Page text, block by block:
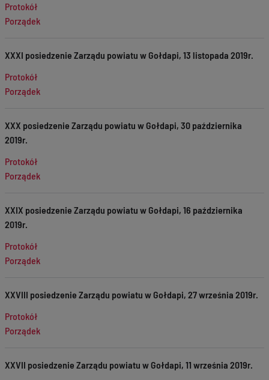
Protokół
Porządek
XXXI posiedzenie Zarządu powiatu w Gołdapi, 13 listopada 2019r.
Protokół
Porządek
XXX posiedzenie Zarządu powiatu w Gołdapi, 30 października
2019r.
Protokół
Porządek
XXIX posiedzenie Zarządu powiatu w Gołdapi, 16 października
2019r.
Protokół
Porządek
XXVIII posiedzenie Zarządu powiatu w Gołdapi, 27 września 2019r.
Protokół
Porządek
XXVII posiedzenie Zarządu powiatu w Gołdapi, 11 września 2019r.